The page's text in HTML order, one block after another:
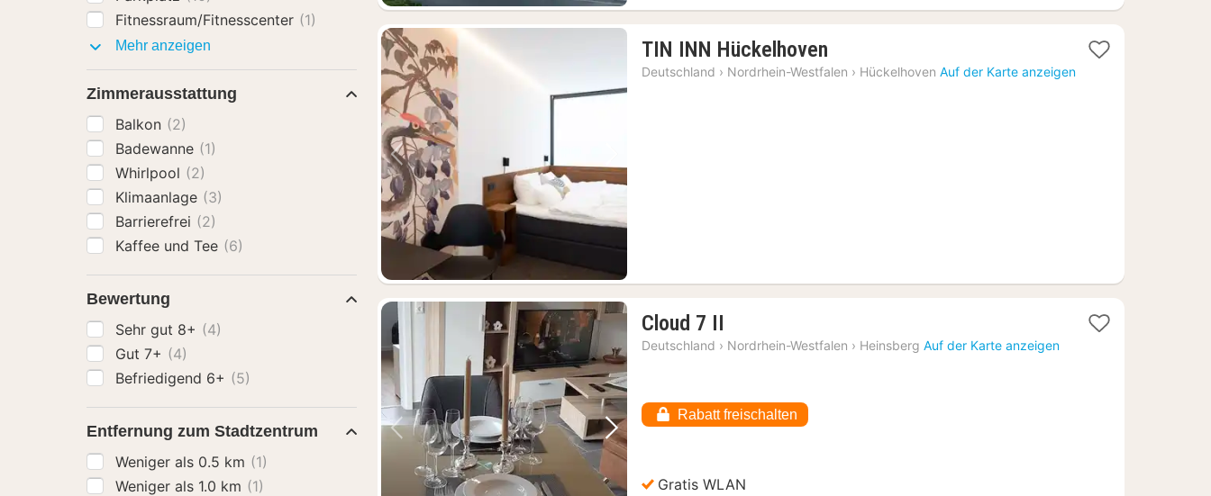
Vorheriges Bild Nächstes Bild
TIN INN Hückelhoven
Nacht
Deutschland › Nordrhein-Westfalen › Hückelhoven Auf der Karte anzeigen
Vorheriges Bild Nächstes Bild
Cloud 7 II
Nacht
€
Deutschland › Nordrhein-Westfalen › Heinsberg Auf der Karte anzeigen
Rabatt freischalten
Gratis WLAN
Fitnessraum/Fitnesscenter (1)
Mehr anzeigen
Zimmerausstattung
Balkon (2)
Badewanne (1)
Whirlpool (2)
Klimaanlage (3)
Barrierefrei (2)
Kaffee und Tee (6)
Bewertung
Sehr gut 8+ (4)
Gut 7+ (4)
Befriedigend 6+ (5)
Entfernung zum Stadtzentrum
Weniger als 0.5 km (1)
Weniger als 1.0 km (1)